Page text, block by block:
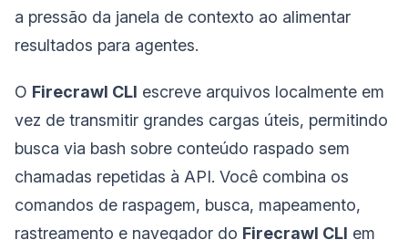
a pressão da janela de contexto ao alimentar
resultados para agentes.
O Firecrawl CLI escreve arquivos localmente em
vez de transmitir grandes cargas úteis, permitindo
busca via bash sobre conteúdo raspado sem
chamadas repetidas à API. Você combina os
comandos de raspagem, busca, mapeamento,
rastreamento e navegador do Firecrawl CLI em